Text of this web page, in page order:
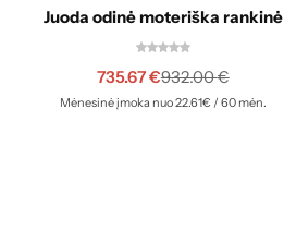
Juoda odinė moteriška rankinė
932.00€
735.67€
Mėnesinė įmoka nuo 22.61€ / 60 mėn.